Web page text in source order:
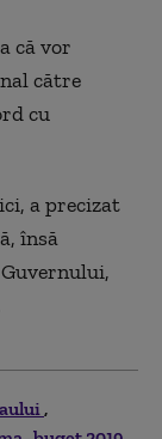
că vor
către
cu
a precizat
însă